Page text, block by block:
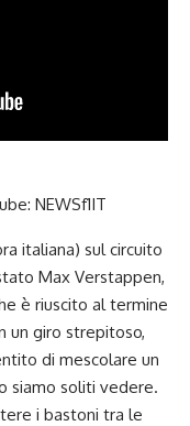
NEWSf1IT
italiana) sul circuito
Max Verstappen,
è riuscito al termine
un giro strepitoso,
di mescolare un
siamo soliti vedere.
i bastoni tra le